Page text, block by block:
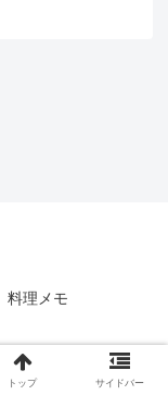
料理メモ
トップ サイドバー